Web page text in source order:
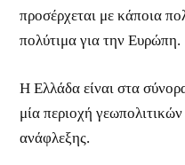
προσέρχεται με κάποια
πολύτιμα για την Ευρώπη.
Η Ελλάδα είναι στα
μία περιοχή
ανάφλεξης.